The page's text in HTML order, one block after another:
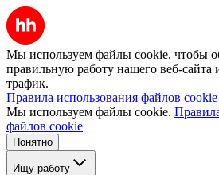
Мы используем файлы cookie, чтобы
правильную работу нашего веб-сайта
трафик.
Правила использования файлов cookie
Мы используем файлы cookie.
файлов cookie
Понятно
Ищу работу